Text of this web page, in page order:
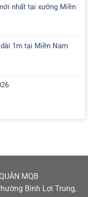
nhất tại xưởng Miền
1m tại Miền Nam
MQB
Bình Lợi Trung,